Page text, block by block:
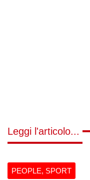
Leggi l'articolo...
PEOPLE, SPORT